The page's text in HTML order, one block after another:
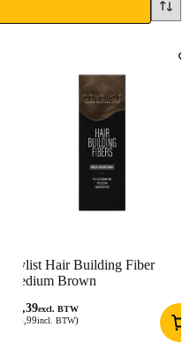
Stylist Hair Building Fiber
Medium Brown
12,39excl. BTW
14,99incl. BTW)